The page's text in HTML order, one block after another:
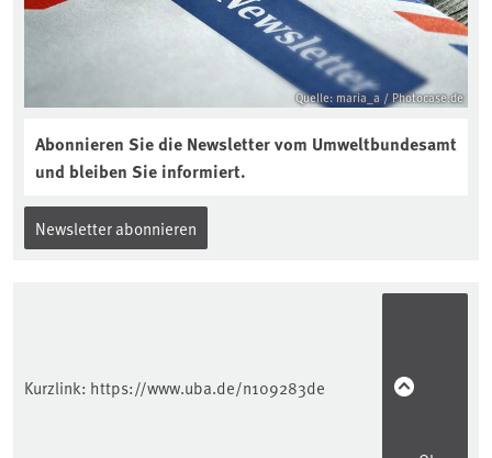
Quelle: maria_a / Photocase.de
Abonnieren Sie die Newsletter vom Umweltbundesamt
und bleiben Sie informiert.
Newsletter abonnieren
Kurzlink: https://www.uba.de/n109283de